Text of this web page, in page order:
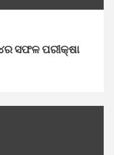
ସଫଳ ପରୀକ୍ଷା